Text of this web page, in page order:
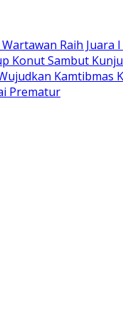
‎Raih Juara
Konut Sambut
Kamtibmas
Prematur